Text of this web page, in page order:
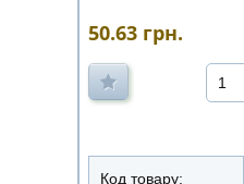
50.63 грн.
1
Код товару: